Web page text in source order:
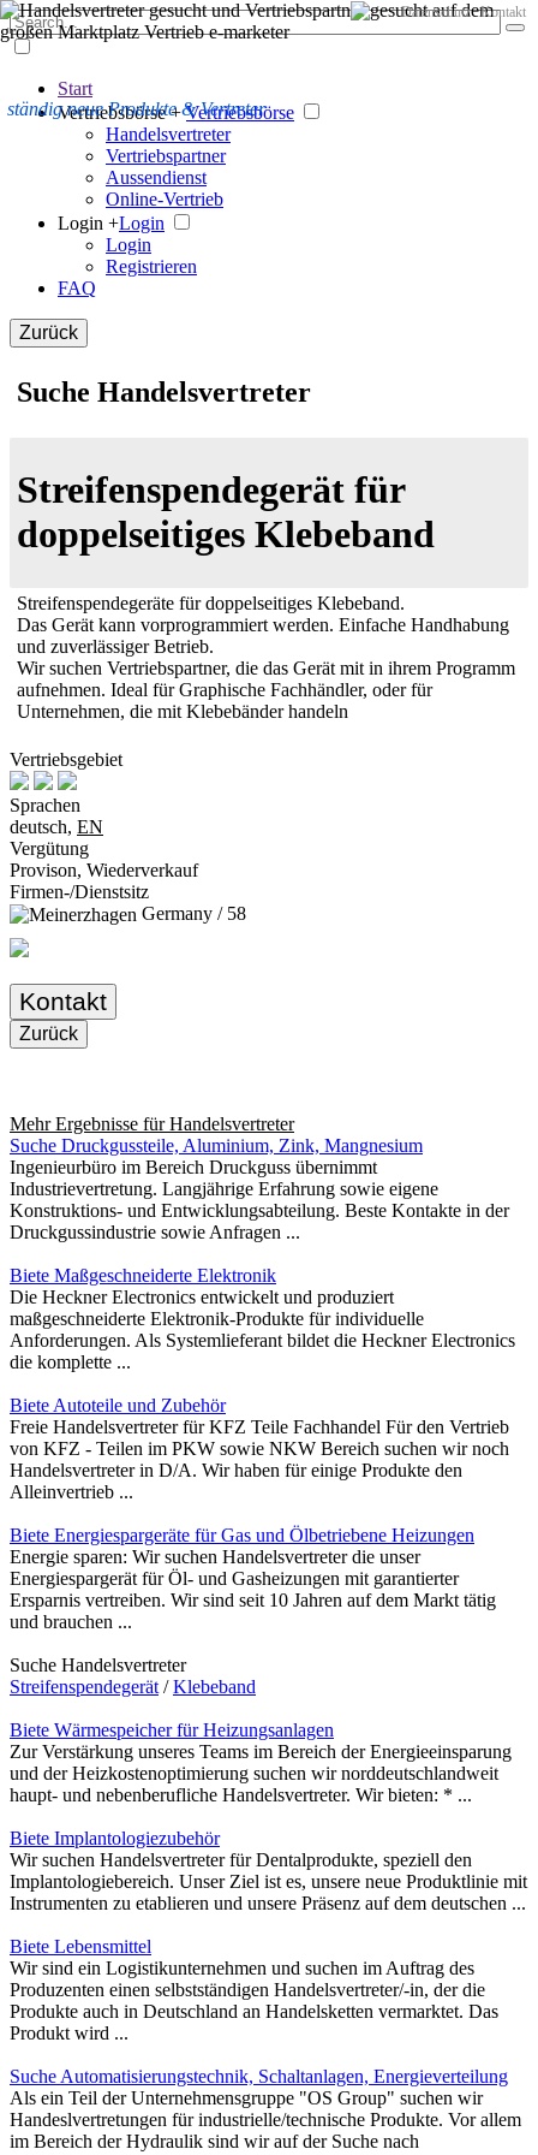
ständig neue Produkte & Vertreter
Datenschutz Kontakt
Start
Vertriebsbörse + Vertriebsbörse
Handelsvertreter
Vertriebspartner
Aussendienst
Online-Vertrieb
Login +Login
Login
Registrieren
FAQ
Zurück
Suche Handelsvertreter
Streifenspendegerät für
doppelseitiges Klebeband
Streifenspendegeräte für doppelseitiges Klebeband.
Das Gerät kann vorprogrammiert werden. Einfache Handhabung
und zuverlässiger Betrieb.
Wir suchen Vertriebspartner, die das Gerät mit in ihrem Programm
aufnehmen. Ideal für Graphische Fachhändler, oder für
Unternehmen, die mit Klebebänder handeln
Vertriebsgebiet
Sprachen
deutsch, EN
Vergütung
Provison, Wiederverkauf
Firmen-/Dienstsitz
Germany / 58
Kontakt
Zurück
Mehr Ergebnisse fürHandelsvertreter
Suche Druckgussteile, Aluminium, Zink, Mangnesium
Ingenieurbüro im Bereich Druckguss übernimmt
Industrievertretung. Langjährige Erfahrung sowie eigene
Konstruktions- und Entwicklungsabteilung. Beste Kontakte in der
Druckgussindustrie sowie Anfragen ...
Biete Maßgeschneiderte Elektronik
Die Heckner Electronics entwickelt und produziert
maßgeschneiderte Elektronik-Produkte für individuelle
Anforderungen. Als Systemlieferant bildet die Heckner Electronics
die komplette ...
Biete Autoteile und Zubehör
Freie Handelsvertreter für KFZ Teile Fachhandel Für den Vertrieb
von KFZ - Teilen im PKW sowie NKW Bereich suchen wir noch
Handelsvertreter in D/A. Wir haben für einige Produkte den
Alleinvertrieb ...
Biete Energiespargeräte für Gas und Ölbetriebene Heizungen
Energie sparen: Wir suchen Handelsvertreter die unser
Energiespargerät für Öl- und Gasheizungen mit garantierter
Ersparnis vertreiben. Wir sind seit 10 Jahren auf dem Markt tätig
und brauchen ...
Suche Handelsvertreter
Streifenspendegerät /Klebeband
Biete Wärmespeicher für Heizungsanlagen
Zur Verstärkung unseres Teams im Bereich der Energieeinsparung
und der Heizkostenoptimierung suchen wir norddeutschlandweit
haupt- und nebenberufliche Handelsvertreter. Wir bieten: * ...
Biete Implantologiezubehör
Wir suchen Handelsvertreter für Dentalprodukte, speziell den
Implantologiebereich. Unser Ziel ist es, unsere neue Produktlinie mit
Instrumenten zu etablieren und unsere Präsenz auf dem deutschen ...
Biete Lebensmittel
Wir sind ein Logistikunternehmen und suchen im Auftrag des
Produzenten einen selbstständigen Handelsvertreter/-in, der die
Produkte auch in Deutschland an Handelsketten vermarktet. Das
Produkt wird ...
Suche Automatisierungstechnik, Schaltanlagen, Energieverteilung
Als ein Teil der Unternehmensgruppe "OS Group" suchen wir
Handeslvertretungen für industrielle/technische Produkte. Vor allem
im Bereich der Hydraulik sind wir auf der Suche nach